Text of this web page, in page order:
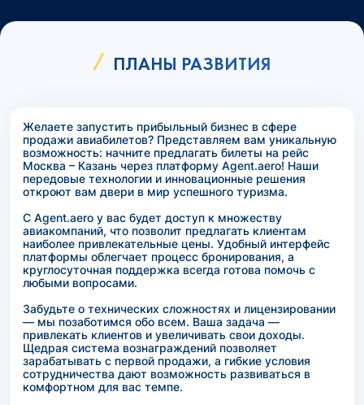
ПЛАНЫ РАЗВИТИЯ
Желаете запустить прибыльный бизнес в сфере
продажи авиабилетов? Представляем вам уникальную
возможность: начните предлагать билеты на рейс
Москва – Казань через платформу Agent.aero! Наши
передовые технологии и инновационные решения
откроют вам двери в мир успешного туризма.
С Agent.aero у вас будет доступ к множеству
авиакомпаний, что позволит предлагать клиентам
наиболее привлекательные цены. Удобный интерфейс
платформы облегчает процесс бронирования, а
круглосуточная поддержка всегда готова помочь с
любыми вопросами.
Забудьте о технических сложностях и лицензировании
— мы позаботимся обо всем. Ваша задача —
привлекать клиентов и увеличивать свои доходы.
Щедрая система вознаграждений позволяет
зарабатывать с первой продажи, а гибкие условия
сотрудничества дают возможность развиваться в
комфортном для вас темпе.